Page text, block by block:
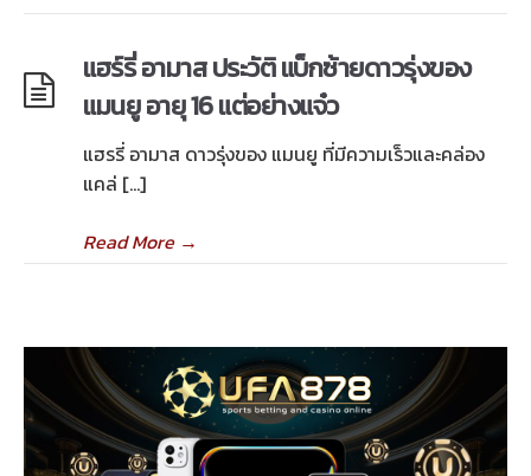
แฮร์รี่ อามาส ประวัติ แบ็กซ้ายดาวรุ่งของ
แมนยู อายุ 16 แต่อย่างแจ๋ว
แฮรรี่ อามาส ดาวรุ่งของ แมนยู ที่มีความเร็วและคล่อง
แคล่ […]
Read More→